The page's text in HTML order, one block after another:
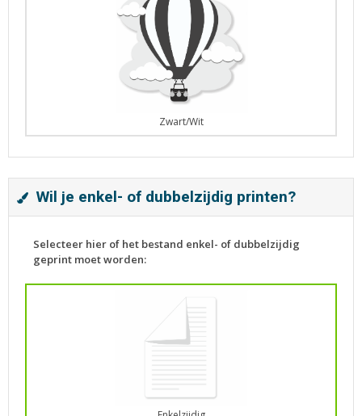
Zwart/Wit
Wil je enkel- of dubbelzijdig printen?
Selecteer hier of het bestand enkel- of dubbelzijdig
geprint moet worden: